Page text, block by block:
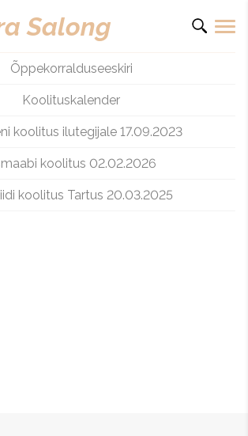
Salong
Õppekorralduseeskiri
Koolituskalender
koolitus ilutegijale 17.09.2023
koolitus 02.02.2026
koolitus Tartus 20.03.2025